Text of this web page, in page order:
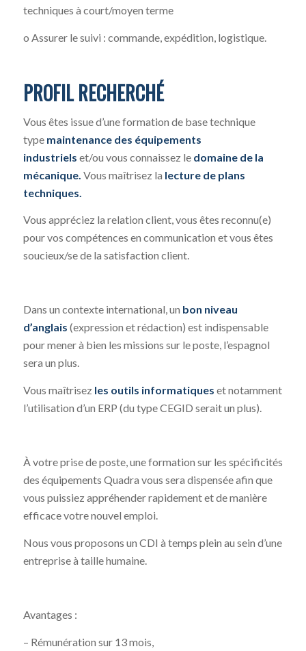
techniques à court/moyen terme
o Assurer le suivi : commande, expédition, logistique.
PROFIL RECHERCHÉ
Vous êtes issue d’une formation de base technique
type maintenance des équipements
industriels et/ou vous connaissez ledomaine de la
mécanique. Vous maîtrisez la lecture de plans
techniques.
Vous appréciez la relation client, vous êtes reconnu(e)
pour vos compétences en communication et vous êtes
soucieux/se de la satisfaction client.
Dans un contexte international, un bon niveau
d’anglais (expression et rédaction) est indispensable
pour mener à bien les missions sur le poste, l’espagnol
sera un plus.
Vous maîtrisez les outils informatiques et notamment
l’utilisation d’un ERP (du type CEGID serait un plus).
À votre prise de poste, une formation sur les spécificités
des équipements Quadra vous sera dispensée afin que
vous puissiez appréhender rapidement et de manière
efficace votre nouvel emploi.
Nous vous proposons un CDI à temps plein au sein d’une
entreprise à taille humaine.
Avantages :
– Rémunération sur 13 mois,